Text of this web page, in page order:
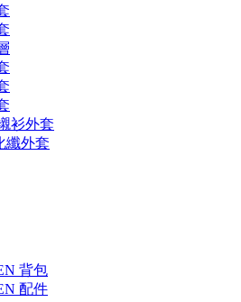
衫外套
纖外套
背包
配件